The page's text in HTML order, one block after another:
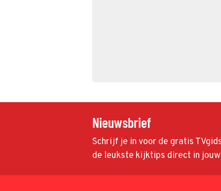
Nieuwsbrief
Schrijf je in voor de gratis
de leukste kijktips direct in